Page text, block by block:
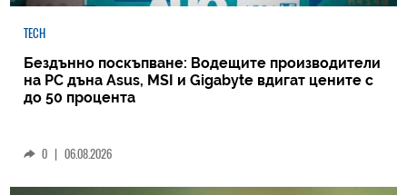
TECH
Бездънно поскъпване: Водещите производители
на РС дъна Asus, MSI и Gigabyte вдигат цените с
до 50 процента
0 | 06.08.2026